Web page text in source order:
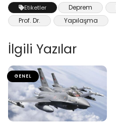
Etiketler Deprem
Prof. Dr.
Yapılaşma
İlgili Yazılar
GENEL